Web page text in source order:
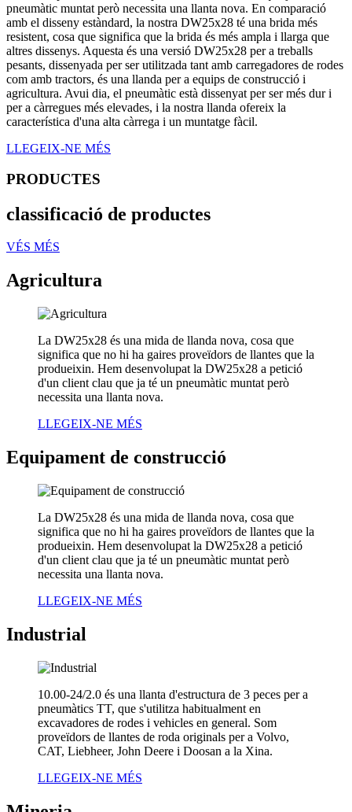
pneumàtic muntat però necessita una llanta nova. En comparació
amb el disseny estàndard, la nostra DW25x28 té una brida més
resistent, cosa que significa que la brida és més ampla i llarga que
altres dissenys. Aquesta és una versió DW25x28 per a treballs
pesants, dissenyada per ser utilitzada tant amb carregadores de rodes
com amb tractors, és una llanda per a equips de construcció i
agricultura. Avui dia, el pneumàtic està dissenyat per ser més dur i
per a càrregues més elevades, i la nostra llanda ofereix la
característica d'una alta càrrega i un muntatge fàcil.
LLEGEIX-NE MÉS
PRODUCTES
classificació de productes
VÉS MÉS
Agricultura
La DW25x28 és una mida de llanda nova, cosa que
significa que no hi ha gaires proveïdors de llantes que la
produeixin. Hem desenvolupat la DW25x28 a petició
d'un client clau que ja té un pneumàtic muntat però
necessita una llanta nova.
LLEGEIX-NE MÉS
Equipament de construcció
La DW25x28 és una mida de llanda nova, cosa que
significa que no hi ha gaires proveïdors de llantes que la
produeixin. Hem desenvolupat la DW25x28 a petició
d'un client clau que ja té un pneumàtic muntat però
necessita una llanta nova.
LLEGEIX-NE MÉS
Industrial
10.00-24/2.0 és una llanta d'estructura de 3 peces per a
pneumàtics TT, que s'utilitza habitualment en
excavadores de rodes i vehicles en general. Som
proveïdors de llantes de roda originals per a Volvo,
CAT, Liebheer, John Deere i Doosan a la Xina.
LLEGEIX-NE MÉS